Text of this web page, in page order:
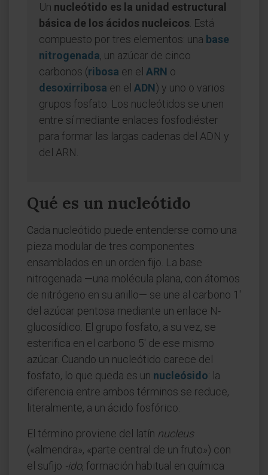
Un nucleótido es la unidad estructural
básica de los ácidos nucleicos . Está
compuesto por tres elementos: una base
nitrogenada, un azúcar de cinco
carbonos (ribosa en el ARN o
desoxirribosa en el ADN) y uno o varios
grupos fosfato. Los nucleótidos se unen
entre sí mediante enlaces fosfodiéster
para formar las largas cadenas del ADN y
del ARN.
Qué es un nucleótido
Cada nucleótido puede entenderse como una
pieza modular de tres componentes
ensamblados en un orden fijo. La base
nitrogenada —una molécula plana, con átomos
de nitrógeno en su anillo— se une al carbono 1'
del azúcar pentosa mediante un enlace N-
glucosídico. El grupo fosfato, a su vez, se
esterifica en el carbono 5' de ese mismo
azúcar. Cuando un nucleótido carece del
fosfato, lo que queda es un nucleósido: la
diferencia entre ambos términos se reduce,
literalmente, a un ácido fosfórico.
El término proviene del latín nucleus
(«almendra», «parte central de un fruto») con
el sufijo -ido, formación habitual en química